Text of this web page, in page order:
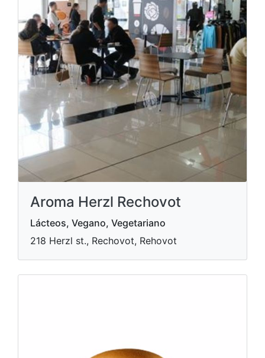
Aroma Herzl Rechovot
Lácteos, Vegano, Vegetariano
218 Herzl st., Rechovot, Rehovot